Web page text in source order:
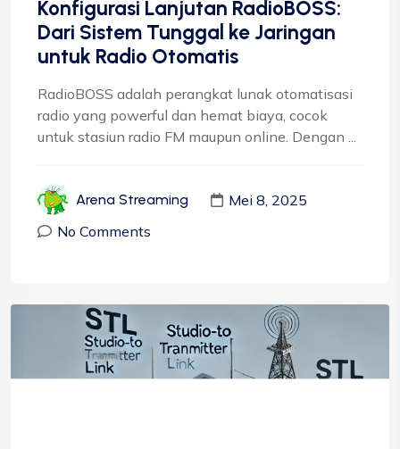
Konfigurasi Lanjutan RadioBOSS:
Dari Sistem Tunggal ke Jaringan
untuk Radio Otomatis
RadioBOSS adalah perangkat lunak otomatisasi
radio yang powerful dan hemat biaya, cocok
untuk stasiun radio FM maupun online. Dengan ...
Arena Streaming
Mei 8, 2025
No Comments